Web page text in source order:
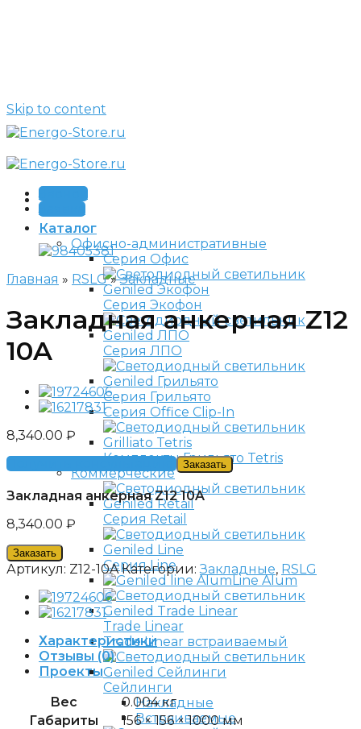
Skip to content
Каталог
Офисно-административные
Серия Офис
Серия Экофон
Серия ЛПО
Серия Грильято
Серия Office Clip-In
Комплекты Грильято Tetris
Коммерческие
Серия Retail
Серия Line
Line Alum
Trade Linear
Trade Linear встраиваемый
Сейлинги
Накладные
Встраиваемые
Звонок
Заявка
Главная » RSLG»Закладные
Закладная анкерная Z12
10A
8,340.00 ₽
Получить консультацию
Заказать
Закладная анкерная Z12 10A
8,340.00 ₽
Заказать
Артикул: Z12-10A Категории:Закладные, RSLG
Характеристики
Отзывы (0)
Проекты
Вес
0.004 кг
Габариты
156 × 156 × 1000 мм